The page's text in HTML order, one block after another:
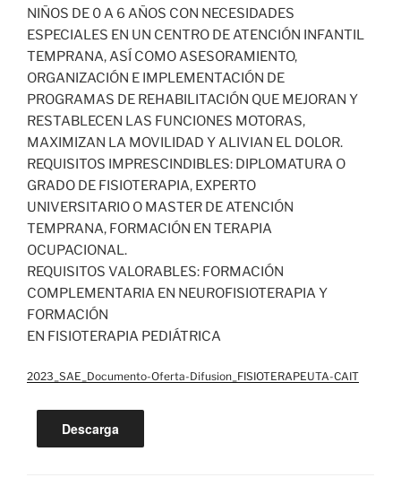
NIÑOS DE 0 A 6 AÑOS CON NECESIDADES
ESPECIALES EN UN CENTRO DE ATENCIÓN INFANTIL
TEMPRANA, ASÍ COMO ASESORAMIENTO,
ORGANIZACIÓN E IMPLEMENTACIÓN DE
PROGRAMAS DE REHABILITACIÓN QUE MEJORAN Y
RESTABLECEN LAS FUNCIONES MOTORAS,
MAXIMIZAN LA MOVILIDAD Y ALIVIAN EL DOLOR.
REQUISITOS IMPRESCINDIBLES: DIPLOMATURA O
GRADO DE FISIOTERAPIA, EXPERTO
UNIVERSITARIO O MASTER DE ATENCIÓN
TEMPRANA, FORMACIÓN EN TERAPIA
OCUPACIONAL.
REQUISITOS VALORABLES: FORMACIÓN
COMPLEMENTARIA EN NEUROFISIOTERAPIA Y
FORMACIÓN
EN FISIOTERAPIA PEDIÁTRICA
2023_SAE_Documento-Oferta-Difusion_FISIOTERAPEUTA-CAIT
Descarga